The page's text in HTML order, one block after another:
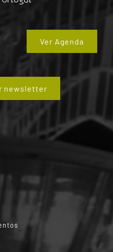
Ver Agenda
newsletter